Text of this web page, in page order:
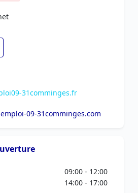
31comminges.fr
09-31comminges.com
09:00 - 12:00
14:00 - 17:00